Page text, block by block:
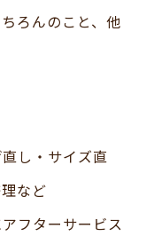
ろんのこと、他
し・サイズ直
など
フターサービス